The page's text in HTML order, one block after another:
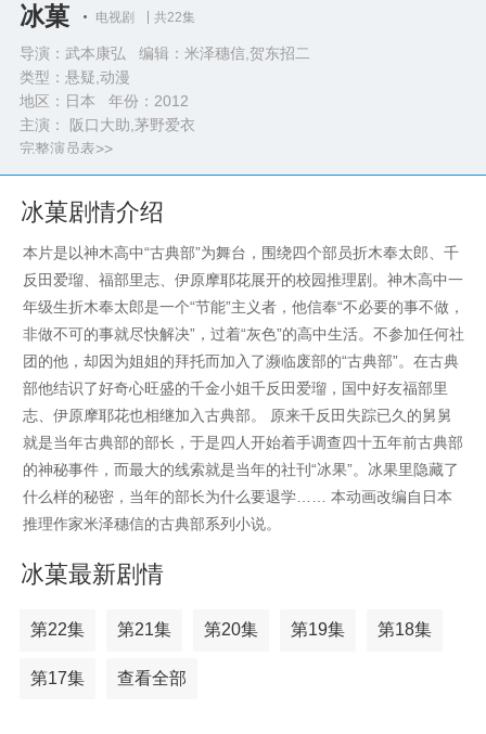
冰菓 电视剧 共22集
导演：武本康弘 编辑：米泽穗信,贺东招二
类型： 悬疑,动漫
地区：日本 年份： 2012
主演： 阪口大助,茅野爱衣
完整演员表>>
冰菓剧情介绍
本片是以神木高中“古典部”为舞台，围绕四个部员折木奉太郎、千
反田爱瑠、福部里志、伊原摩耶花展开的校园推理剧。神木高中一
年级生折木奉太郎是一个“节能”主义者，他信奉“不必要的事不做，
非做不可的事就尽快解决”，过着“灰色”的高中生活。不参加任何社
团的他，却因为姐姐的拜托而加入了濒临废部的“古典部”。在古典
部他结识了好奇心旺盛的千金小姐千反田爱瑠，国中好友福部里
志、伊原摩耶花也相继加入古典部。 原来千反田失踪已久的舅舅
就是当年古典部的部长，于是四人开始着手调查四十五年前古典部
的神秘事件，而最大的线索就是当年的社刊“冰果”。冰果里隐藏了
什么样的秘密，当年的部长为什么要退学…… 本动画改编自日本
推理作家米泽穗信的古典部系列小说。
冰菓最新剧情
第22集 第21集 第20集 第19集 第18集
第17集 查看全部